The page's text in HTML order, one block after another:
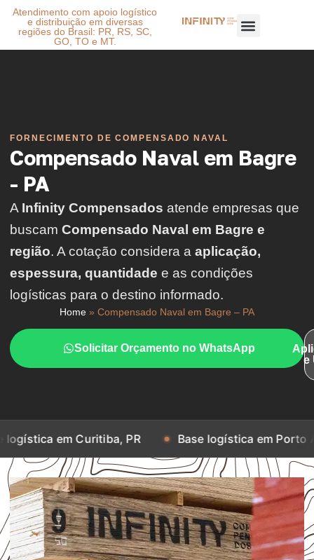
Atendimento com apoio logístico
e distribuição em diversas
regiões do Brasil: PR, RS, SC,
GO, TO e MT.
FORNECIMENTO DE COMPENSADO NAVAL
Compensado Naval em Bagre
- PA
A Infinity Compensados atende empresas que
buscam Compensado Naval em Bagre e
região. A cotação considera a aplicação,
espessura, quantidade e as condições
logísticas para o destino informado.
Home » Compensado Naval em Bagre – PA
Solicitar Orçamento no WhatsApp
e
Curitiba, PR Base logística em Porto Alegre, RS